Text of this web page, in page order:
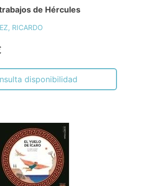
de Hércules
RICARDO
disponibilidad